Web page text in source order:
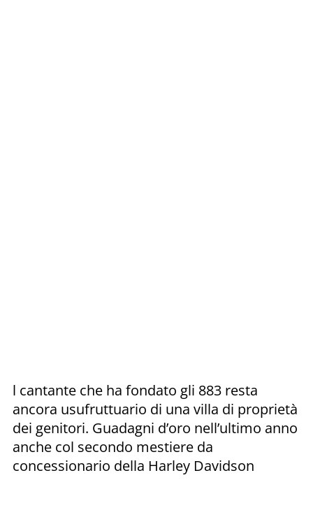
l cantante che ha fondato gli 883 resta
ancora usufruttuario di una villa di proprietà
dei genitori. Guadagni d’oro nell’ultimo anno
anche col secondo mestiere da
concessionario della Harley Davidson